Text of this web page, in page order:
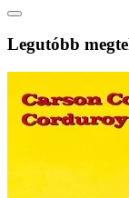
Legutóbb